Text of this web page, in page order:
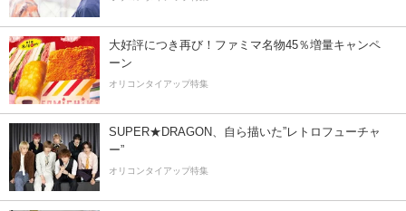
大好評につき再び！ファミマ名物45％増量キャンペ
ーン
オリコンタイアップ特集
SUPER★DRAGON、自ら描いた”レトロフューチャ
ー”
オリコンタイアップ特集